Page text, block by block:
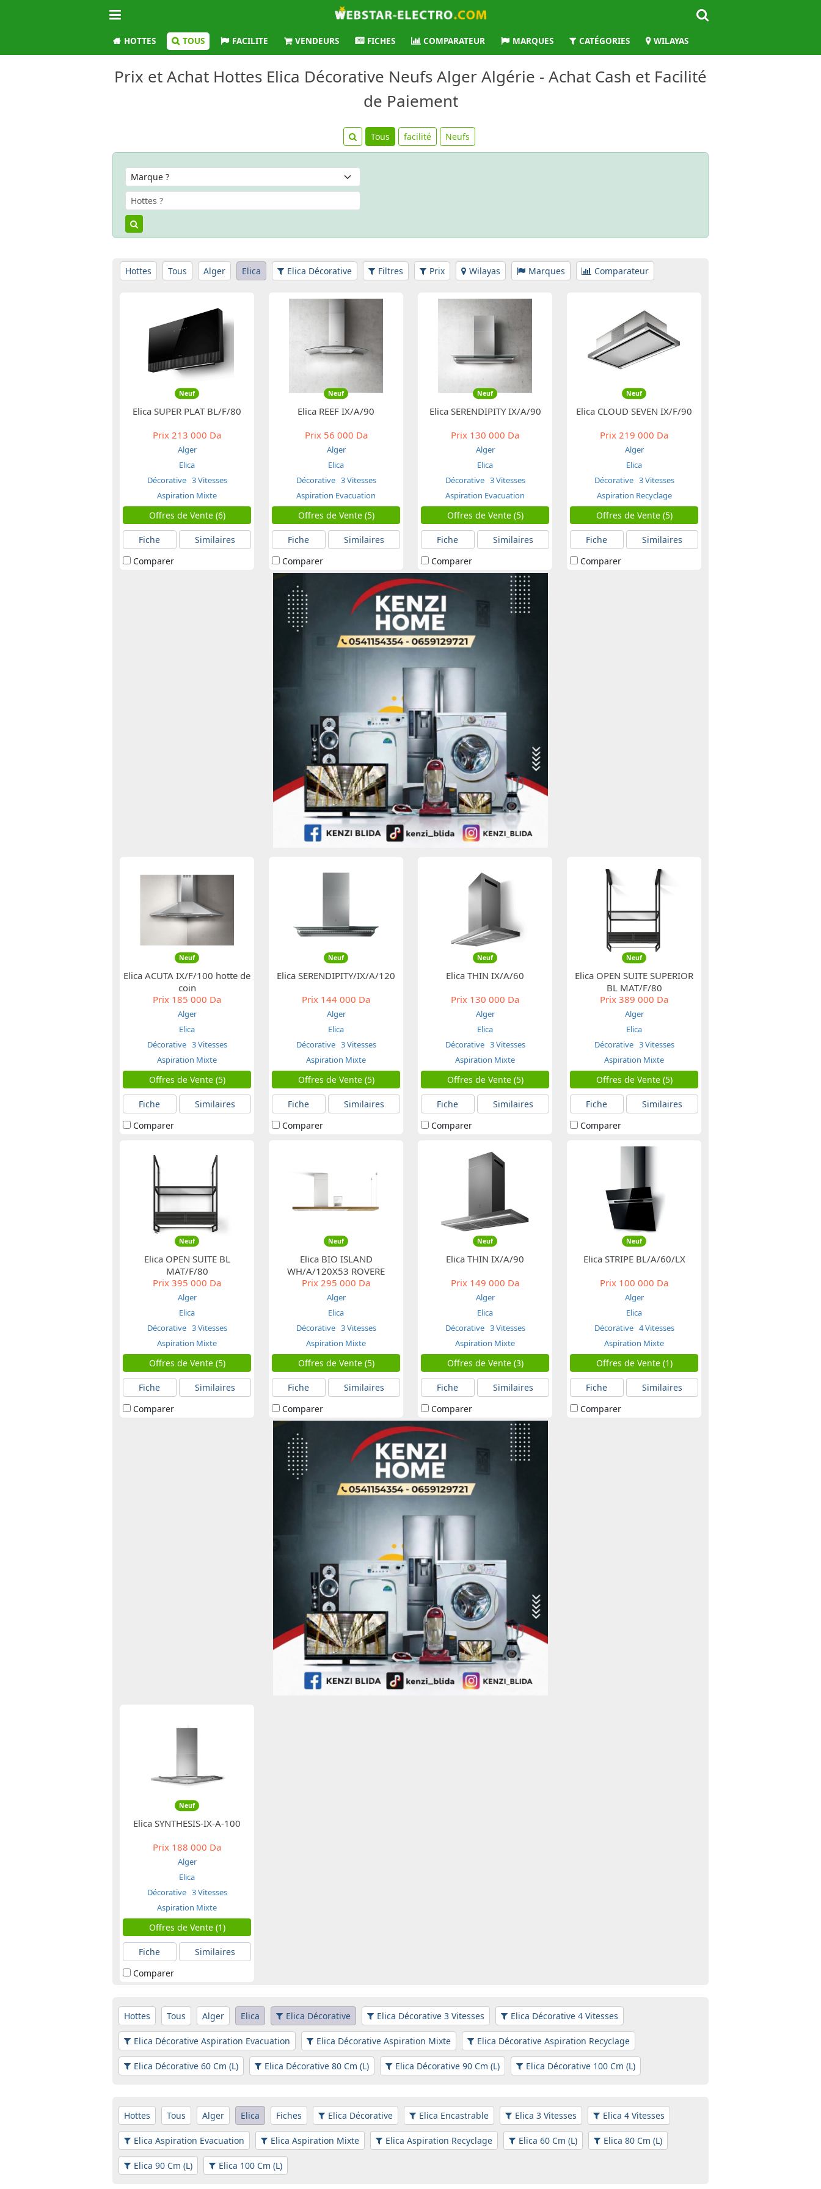
HOTTES TOUS FACILITE VENDEURS FICHES COMPARATEUR MARQUES CATÉGORIES WILAYAS
Prix et Achat Hottes Elica Décorative Neufs Alger Algérie - Achat Cash et Facilité
de Paiement
Tous facilité Neufs
Hottes Tous Alger Elica Elica Décorative Filtres Prix Wilayas Marques Comparateur
Neuf
Elica SUPER PLAT BL/F/80
Prix 213 000 Da
Alger
Elica
Décorative 3 Vitesses
Aspiration Mixte
Offres de Vente (6)
Fiche
Similaires
Comparer
Neuf
Elica REEF IX/A/90
Prix56 000 Da
Alger
Elica
Décorative 3 Vitesses
Aspiration Evacuation
Offres de Vente (5)
Fiche
Similaires
Comparer
Neuf
Elica SERENDIPITY IX/A/90
Prix 130 000 Da
Alger
Elica
Décorative 3 Vitesses
Aspiration Evacuation
Offres de Vente (5)
Fiche
Similaires
Comparer
Neuf
Elica CLOUD SEVEN IX/F/90
Prix 219 000 Da
Alger
Elica
Décorative 3 Vitesses
Aspiration Recyclage
Offres de Vente (5)
Fiche
Similaires
Comparer
Neuf
Elica ACUTA IX/F/100 hotte de
coin
Prix 185 000 Da
Alger
Elica
Décorative 3 Vitesses
Aspiration Mixte
Offres de Vente (5)
Fiche
Similaires
Comparer
Neuf
Elica SERENDIPITY/IX/A/120
Prix 144 000 Da
Alger
Elica
Décorative 3 Vitesses
Aspiration Mixte
Offres de Vente (5)
Fiche
Similaires
Comparer
Neuf
Elica THIN IX/A/60
Prix 130 000 Da
Alger
Elica
Décorative 3 Vitesses
Aspiration Mixte
Offres de Vente (5)
Fiche
Similaires
Comparer
Neuf
Elica OPEN SUITE SUPERIOR
BL MAT/F/80
Prix 389 000 Da
Alger
Elica
Décorative 3 Vitesses
Aspiration Mixte
Offres de Vente (5)
Fiche
Similaires
Comparer
Neuf
Elica OPEN SUITE BL
MAT/F/80
Prix 395 000 Da
Alger
Elica
Décorative 3 Vitesses
Aspiration Mixte
Offres de Vente (5)
Fiche
Similaires
Comparer
Neuf
Elica BIO ISLAND
WH/A/120X53 ROVERE
Prix 295 000 Da
Alger
Elica
Décorative 3 Vitesses
Aspiration Mixte
Offres de Vente (5)
Fiche
Similaires
Comparer
Neuf
Elica THIN IX/A/90
Prix 149 000 Da
Alger
Elica
Décorative 3 Vitesses
Aspiration Mixte
Offres de Vente (3)
Fiche
Similaires
Comparer
Neuf
Elica STRIPE BL/A/60/LX
Prix 100 000 Da
Alger
Elica
Décorative 4 Vitesses
Aspiration Mixte
Offres de Vente (1)
Fiche
Similaires
Comparer
Neuf
Elica SYNTHESIS-IX-A-100
Prix 188 000 Da
Alger
Elica
Décorative 3 Vitesses
Aspiration Mixte
Offres de Vente (1)
Fiche
Similaires
Comparer
Hottes Tous Alger Elica Elica Décorative Elica Décorative 3 Vitesses Elica Décorative 4 Vitesses
Elica Décorative Aspiration Evacuation Elica Décorative Aspiration Mixte Elica Décorative Aspiration Recyclage
Elica Décorative 60 Cm (L) Elica Décorative 80 Cm (L) Elica Décorative 90 Cm (L) Elica Décorative 100 Cm (L)
Hottes Tous Alger Elica Fiches Elica Décorative Elica Encastrable Elica 3 Vitesses Elica 4 Vitesses
Elica Aspiration Evacuation Elica Aspiration Mixte Elica Aspiration Recyclage Elica 60 Cm (L) Elica 80 Cm (L)
Elica 90 Cm (L) Elica 100 Cm (L)